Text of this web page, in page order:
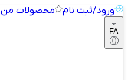
ورود/ثبت نام محصولات من
FA